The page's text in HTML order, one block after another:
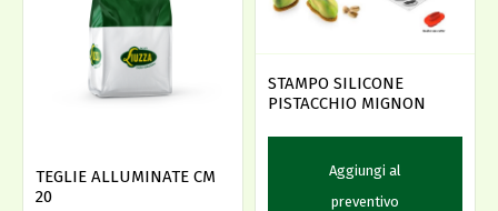
TEGLIE ALLUMINATE CM
20
STAMPO SILICONE
PISTACCHIO MIGNON
Aggiungi al
preventivo